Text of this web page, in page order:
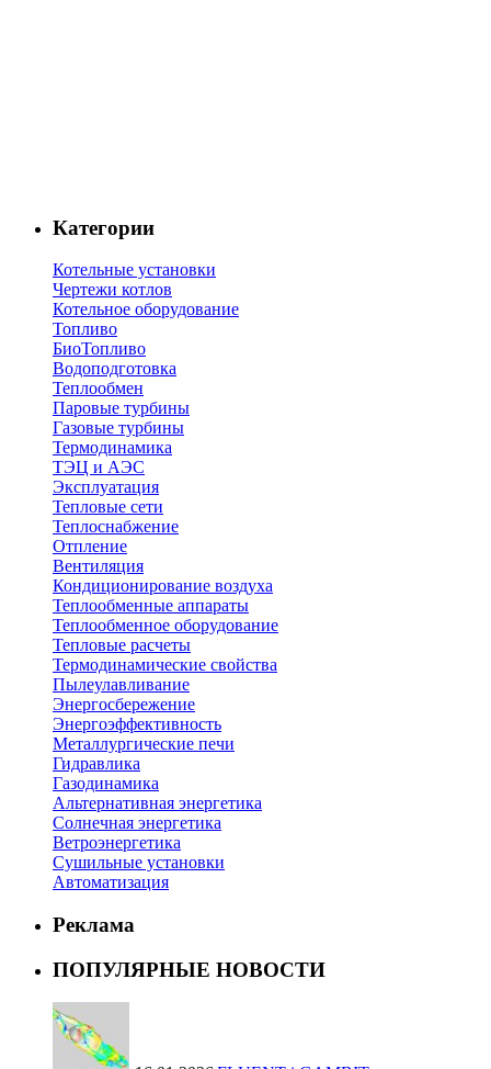
Категории
Котельные установки
Чертежи котлов
Котельное оборудование
Топливо
БиоТопливо
Водоподготовка
Теплообмен
Паровые турбины
Газовые турбины
Термодинамика
ТЭЦ и АЭС
Эксплуатация
Тепловые сети
Теплоснабжение
Отпление
Вентиляция
Кондиционирование воздуха
Теплообменные аппараты
Теплообменное оборудование
Тепловые расчеты
Термодинамические свойства
Пылеулавливание
Энергосбережение
Энергоэффективность
Металлургические печи
Гидравлика
Газодинамика
Альтернативная энергетика
Солнечная энергетика
Ветроэнергетика
Сушильные установки
Автоматизация
Реклама
ПОПУЛЯРНЫЕ НОВОСТИ